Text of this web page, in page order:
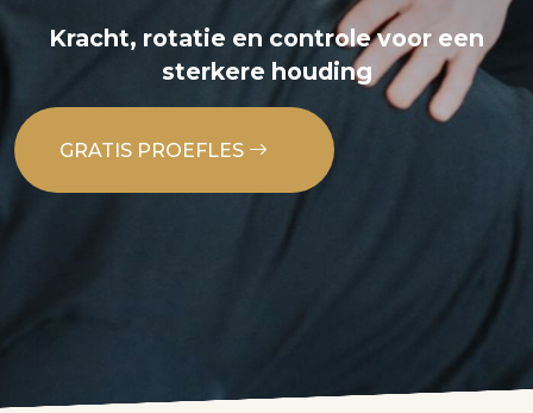
Kracht, rotatie en controle voor een
sterkere houding
GRATIS PROEFLES